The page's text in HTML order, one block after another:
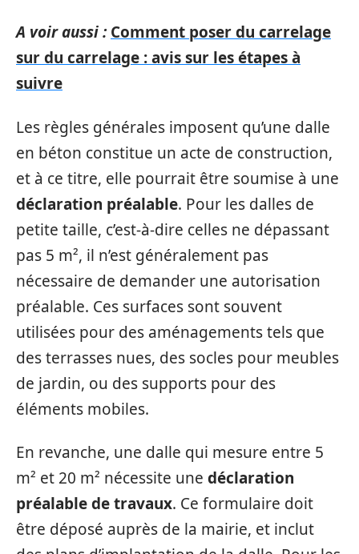
A voir aussi : Comment poser du carrelage
sur du carrelage : avis sur les étapes à
suivre
Les règles générales imposent qu’une dalle
en béton constitue un acte de construction,
et à ce titre, elle pourrait être soumise à une
déclaration préalable. Pour les dalles de
petite taille, c’est-à-dire celles ne dépassant
pas 5 m², il n’est généralement pas
nécessaire de demander une autorisation
préalable. Ces surfaces sont souvent
utilisées pour des aménagements tels que
des terrasses nues, des socles pour meubles
de jardin, ou des supports pour des
éléments mobiles.
En revanche, une dalle qui mesure entre 5
m² et 20 m² nécessite une déclaration
préalable de travaux. Ce formulaire doit
être déposé auprès de la mairie, et inclut